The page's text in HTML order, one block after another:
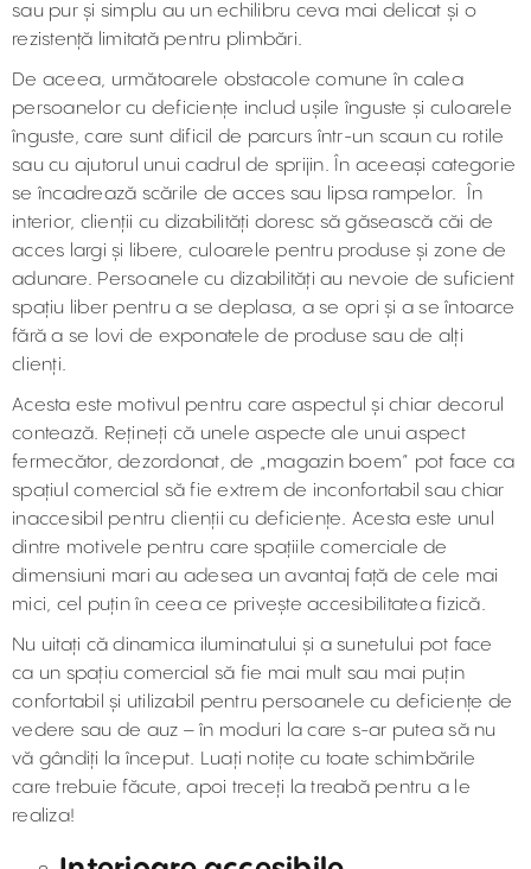
sau pur și simplu au un echilibru ceva mai delicat și o
rezistență limitată pentru plimbări.
De aceea, următoarele obstacole comune în calea
persoanelor cu deficiențe includ ușile înguste și culoarele
înguste, care sunt dificil de parcurs într-un scaun cu rotile
sau cu ajutorul unui cadrul de sprijin. În aceeași categorie
se încadrează scările de acces sau lipsa rampelor. În
interior, clienții cu dizabilități doresc să găsească căi de
acces largi și libere, culoarele pentru produse și zone de
adunare. Persoanele cu dizabilități au nevoie de suficient
spațiu liber pentru a se deplasa, a se opri și a se întoarce
fără a se lovi de exponatele de produse sau de alți
clienți.
Acesta este motivul pentru care aspectul și chiar decorul
contează. Rețineți că unele aspecte ale unui aspect
fermecător, dezordonat, de „magazin boem” pot face ca
spațiul comercial să fie extrem de inconfortabil sau chiar
inaccesibil pentru clienții cu deficiențe. Acesta este unul
dintre motivele pentru care spațiile comerciale de
dimensiuni mari au adesea un avantaj față de cele mai
mici, cel puțin în ceea ce privește accesibilitatea fizică.
Nu uitați că dinamica iluminatului și a sunetului pot face
ca un spațiu comercial să fie mai mult sau mai puțin
confortabil și utilizabil pentru persoanele cu deficiențe de
vedere sau de auz – în moduri la care s-ar putea să nu
vă gândiți la început. Luați notițe cu toate schimbările
care trebuie făcute, apoi treceți la treabă pentru a le
realiza!